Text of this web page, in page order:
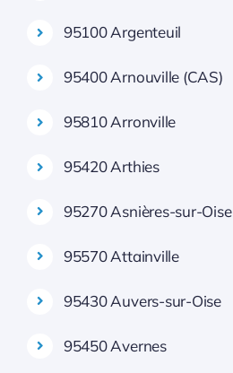
95100 Argenteuil
95400 Arnouville (CAS)
95810 Arronville
95420 Arthies
95270 Asnières-sur-Oise
95570 Attainville
95430 Auvers-sur-Oise
95450 Avernes